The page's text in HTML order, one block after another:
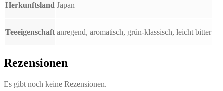
Herkunftsland Japan
Teeeigenschaft anregend, aromatisch, grün-klassisch, leicht bitter
Rezensionen
Es gibt noch keine Rezensionen.